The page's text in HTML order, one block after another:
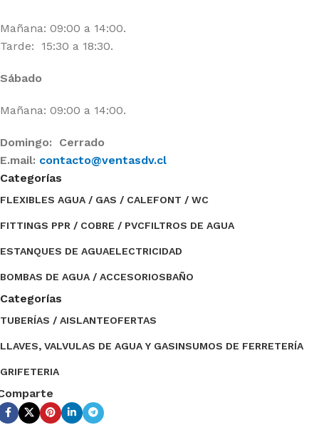
Mañana: 09:00 a 14:00.
Tarde: 15:30 a 18:30.
Sábado
Mañana: 09:00 a 14:00.
Domingo: Cerrado
E.mail: contacto@ventasdv.cl
Categorías
FLEXIBLES AGUA / GAS / CALEFONT / WC
FITTINGS PPR / COBRE / PVCFILTROS DE AGUA
ESTANQUES DE AGUAELECTRICIDAD
BOMBAS DE AGUA / ACCESORIOSBAÑO
Categorías
TUBERÍAS / AISLANTEOFERTAS
LLAVES, VALVULAS DE AGUA Y GASINSUMOS DE FERRETERÍA
GRIFETERIA